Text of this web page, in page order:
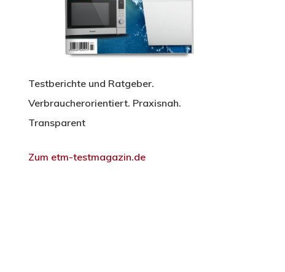
Testberichte und Ratgeber.
Verbraucherorientiert. Praxisnah.
Transparent
Zum etm-testmagazin.de